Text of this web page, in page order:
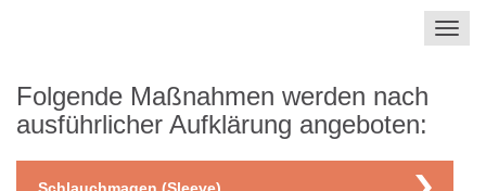
Folgende Maßnahmen werden nach
ausführlicher Aufklärung angeboten: